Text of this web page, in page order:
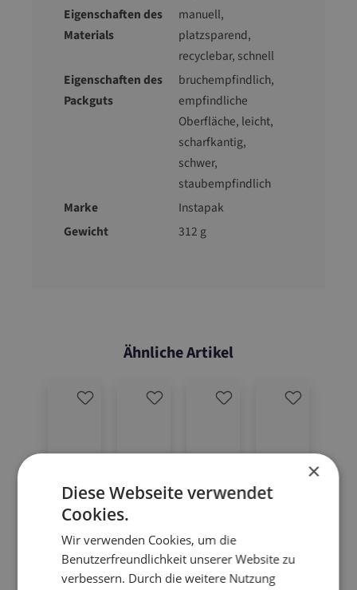
Eigenschaften des
Materials
manuell,
platzsparend,
recyclebar, schnell
Eigenschaften des
Packguts
bruchempfindlich,
empfindliche
Oberfläche, leicht,
scharfkantig,
schwer,
staubempfindlich
Marke
Instapak
Gewicht
312 g
Ähnliche Artikel
×
Diese Webseite verwendet
Cookies.
Wir verwenden Cookies, um die
Benutzerfreundlichkeit unserer Website zu
verbessern. Durch die weitere Nutzung